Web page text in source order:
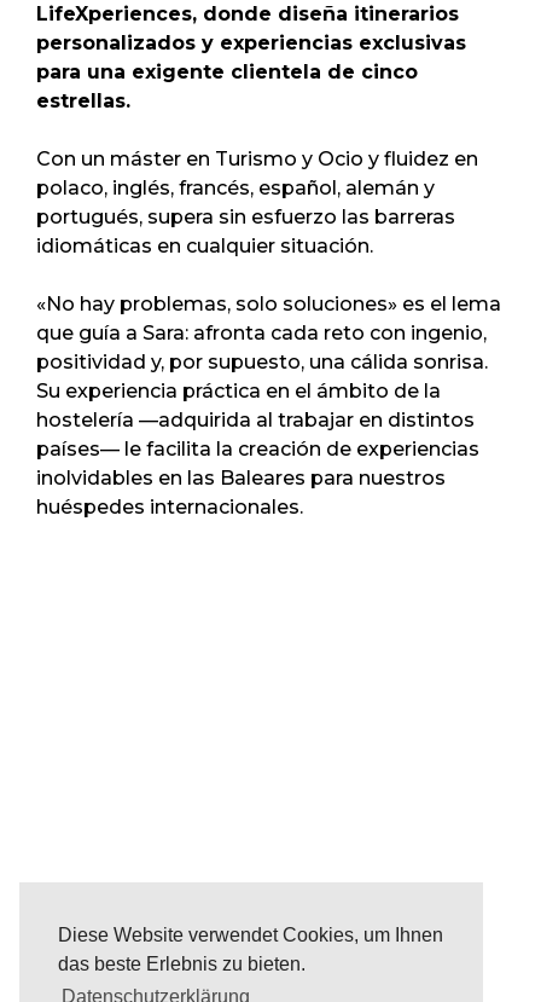
Diese Website verwendet Cookies, um Ihnen
das beste Erlebnis zu bieten.
Datenschutzerklärung
LifeXperiences, donde diseña itinerarios
personalizados y experiencias exclusivas
para una exigente clientela de cinco
estrellas.
Con un máster en Turismo y Ocio y fluidez en
polaco, inglés, francés, español, alemán y
portugués, supera sin esfuerzo las barreras
idiomáticas en cualquier situación.
«No hay problemas, solo soluciones» es el lema
que guía a Sara: afronta cada reto con ingenio,
positividad y, por supuesto, una cálida sonrisa.
Su experiencia práctica en el ámbito de la
hostelería —adquirida al trabajar en distintos
países— le facilita la creación de experiencias
inolvidables en las Baleares para nuestros
huéspedes internacionales.